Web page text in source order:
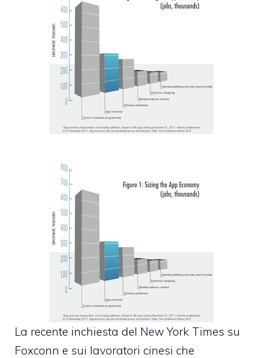
La recente inchiesta del New York Times su
Foxconn e sui lavoratori cinesi che